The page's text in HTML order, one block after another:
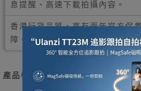
息提醒、高速下載拍攝內容。
香港行貨品質，享有兩年官方保
障。
產品參數